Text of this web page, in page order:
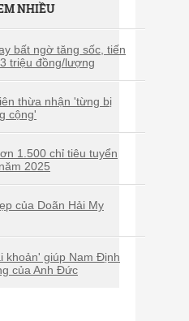
NHIỀU
bất ngờ tăng sốc, tiến
triệu đồng/lượng
thừa nhận 'từng bị
cộng'
1.500 chỉ tiêu tuyển
2025
của Doãn Hải My
khoản' giúp Nam Định
của Anh Đức